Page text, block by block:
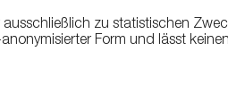
zu statistischen
Form und lässt